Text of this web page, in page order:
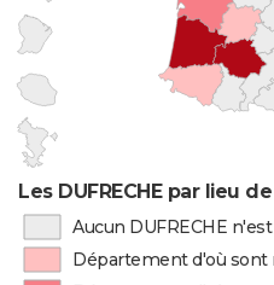
Les DUFRECHE par lieu
Aucun DUFRECHE
Département d'où sont